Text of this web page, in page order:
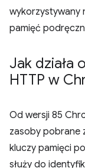
wykorzystywany
pamięć
Jak działa
HTTP w
Od wersji 85
zasoby pobrane
kluczy pamięci
służy do